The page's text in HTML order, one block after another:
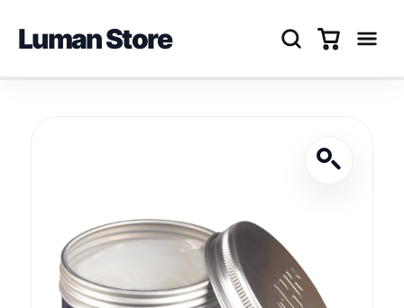
Luman Store